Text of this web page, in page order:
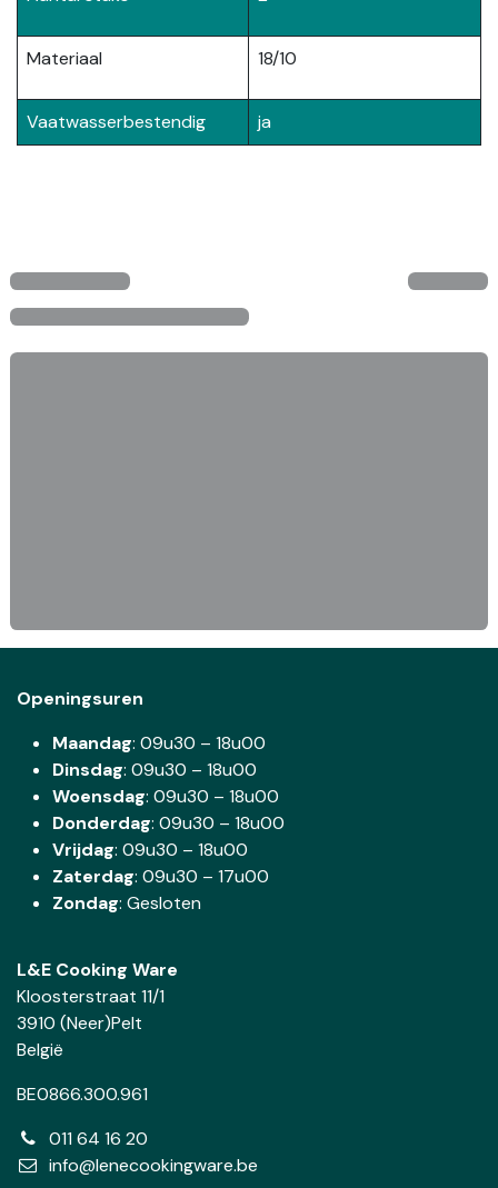
Materiaal 18/10
Vaatwasserbestendig ja
Openingsuren
Maandag: 09u30 – 18u00
Dinsdag: 09u30 – 18u00
Woensdag: 09u30 – 18u00
Donderdag: 09u30 – 18u00
Vrijdag: 09u30 – 18u00
Zaterdag: 09u30 – 17u00
Zondag: Gesloten
L&E Cooking Ware
Kloosterstraat 11/1
3910 (Neer)Pelt
België
BE0866.300.961
011 64 16 20
info@lenecookingware.be